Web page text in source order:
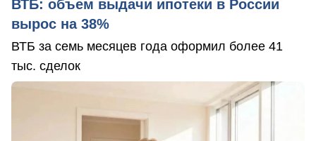
ВТБ: объем выдачи ипотеки в России
вырос на 38%
ВТБ за семь месяцев года оформил более 41
тыс. сделок